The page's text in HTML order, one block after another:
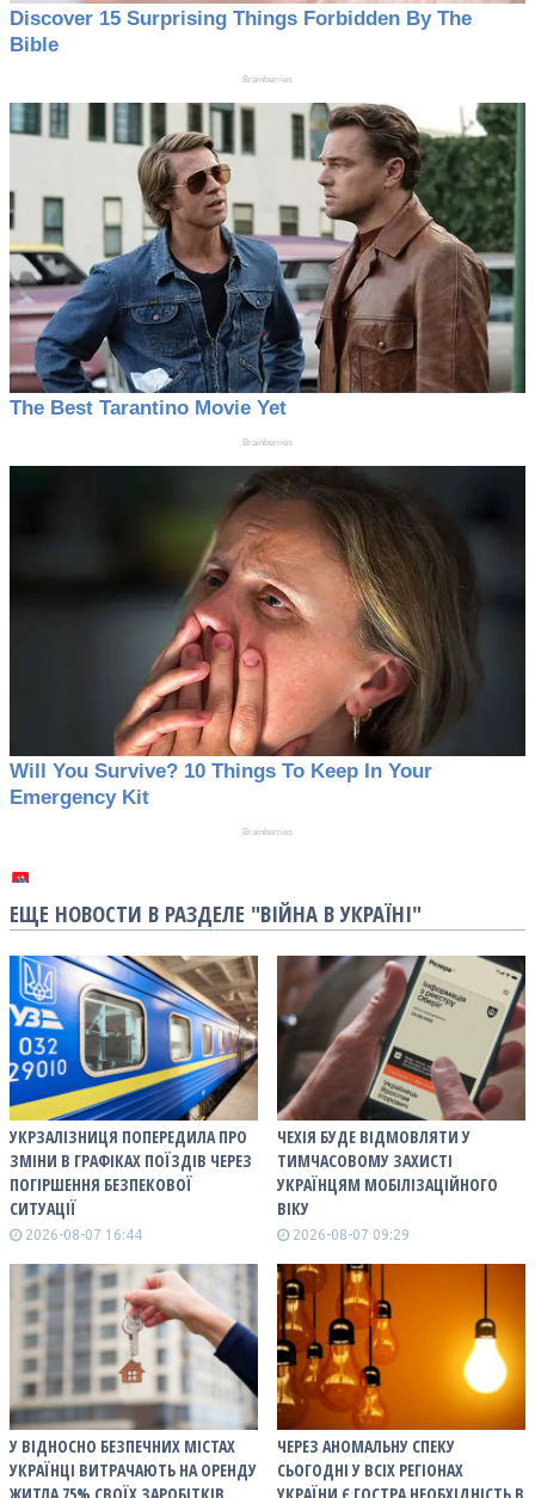
ЕЩЕ НОВОСТИ В РАЗДЕЛЕ "ВІЙНА В УКРАЇНІ"
УКРЗАЛІЗНИЦЯ ПОПЕРЕДИЛА ПРО
ЗМІНИ В ГРАФІКАХ ПОЇЗДІВ ЧЕРЕЗ
ПОГІРШЕННЯ БЕЗПЕКОВОЇ
СИТУАЦІЇ
2026-08-07 16:44
ЧЕХІЯ БУДЕ ВІДМОВЛЯТИ У
ТИМЧАСОВОМУ ЗАХИСТІ
УКРАЇНЦЯМ МОБІЛІЗАЦІЙНОГО
ВІКУ
2026-08-07 09:29
У ВІДНОСНО БЕЗПЕЧНИХ МІСТАХ
УКРАЇНЦІ ВИТРАЧАЮТЬ НА ОРЕНДУ
ЖИТЛА 75% СВОЇХ ЗАРОБІТКІВ
ЧЕРЕЗ АНОМАЛЬНУ СПЕКУ
СЬОГОДНІ У ВСІХ РЕГІОНАХ
УКРАЇНИ Є ГОСТРА НЕОБХІДНІСТЬ В